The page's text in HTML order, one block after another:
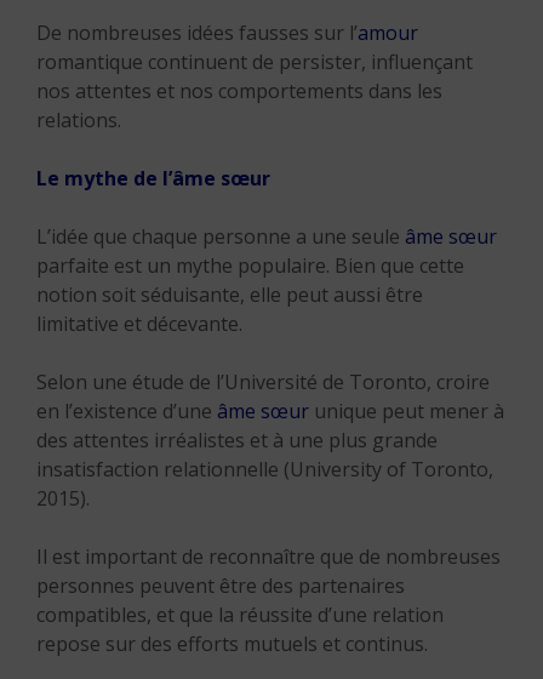
De nombreuses idées fausses sur l’amour
romantique continuent de persister, influençant
nos attentes et nos comportements dans les
relations.
Le mythe de l’âme sœur
L’idée que chaque personne a une seule âme sœur
parfaite est un mythe populaire. Bien que cette
notion soit séduisante, elle peut aussi être
limitative et décevante.
Selon une étude de l’Université de Toronto, croire
en l’existence d’une âme sœur unique peut mener à
des attentes irréalistes et à une plus grande
insatisfaction relationnelle (University of Toronto,
2015).
Il est important de reconnaître que de nombreuses
personnes peuvent être des partenaires
compatibles, et que la réussite d’une relation
repose sur des efforts mutuels et continus.